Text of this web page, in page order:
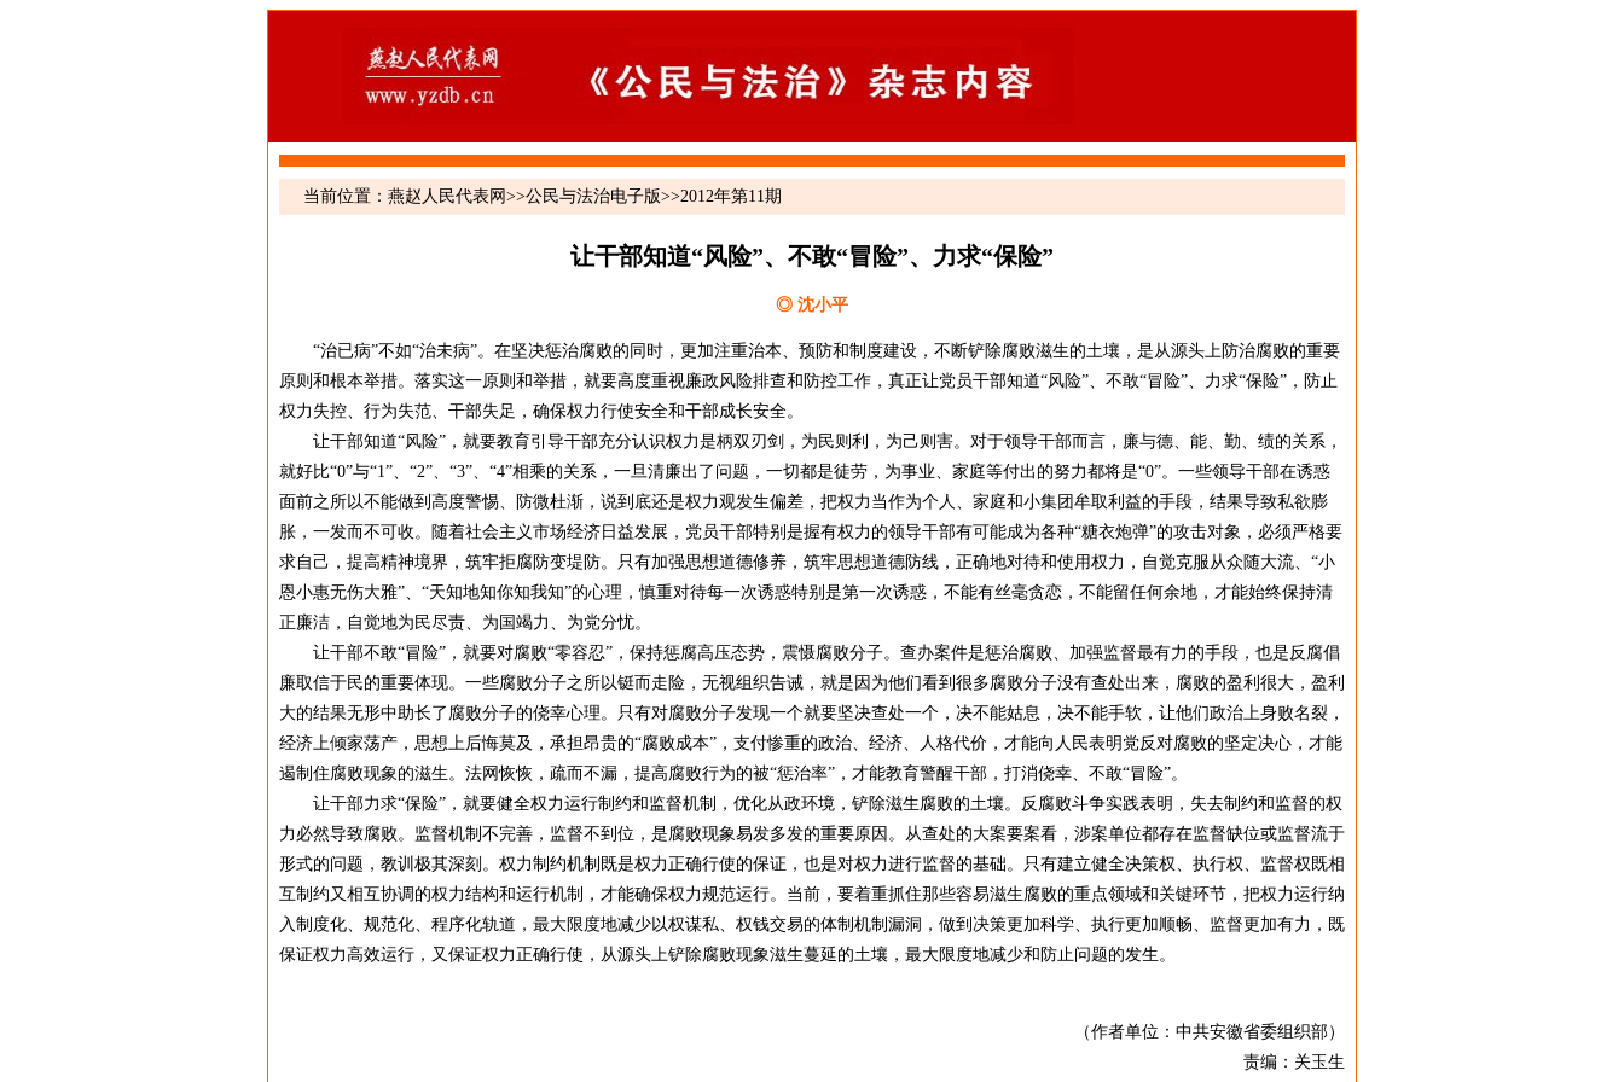
当前位置： 燕赵人民代表网 >>公民与法治电子版>>2012年第11期
让干部知道“风险”、不敢“冒险”、力求“保险”
◎ 沈小平
“治已病”不如“治未病”。在坚决惩治腐败的同时，更加注重治本、预防和制度建设，不断铲除腐败滋生的土壤，是从源头上防治腐败的重要
原则和根本举措。落实这一原则和举措，就要高度重视廉政风险排查和防控工作，真正让党员干部知道“风险”、不敢“冒险”、力求“保险”，防止
权力失控、行为失范、干部失足，确保权力行使安全和干部成长安全。
让干部知道“风险”，就要教育引导干部充分认识权力是柄双刃剑，为民则利，为己则害。对于领导干部而言，廉与德、能、勤、绩的关系，
就好比“0”与“1”、“2”、“3”、“4”相乘的关系，一旦清廉出了问题，一切都是徒劳，为事业、家庭等付出的努力都将是“0”。一些领导干部在诱惑
面前之所以不能做到高度警惕、防微杜渐，说到底还是权力观发生偏差，把权力当作为个人、家庭和小集团牟取利益的手段，结果导致私欲膨
胀，一发而不可收。随着社会主义市场经济日益发展，党员干部特别是握有权力的领导干部有可能成为各种“糖衣炮弹”的攻击对象，必须严格要
求自己，提高精神境界，筑牢拒腐防变堤防。只有加强思想道德修养，筑牢思想道德防线，正确地对待和使用权力，自觉克服从众随大流、“小
恩小惠无伤大雅”、“天知地知你知我知”的心理，慎重对待每一次诱惑特别是第一次诱惑，不能有丝毫贪恋，不能留任何余地，才能始终保持清
正廉洁，自觉地为民尽责、为国竭力、为党分忧。
让干部不敢“冒险”，就要对腐败“零容忍”，保持惩腐高压态势，震慑腐败分子。查办案件是惩治腐败、加强监督最有力的手段，也是反腐倡
廉取信于民的重要体现。一些腐败分子之所以铤而走险，无视组织告诫，就是因为他们看到很多腐败分子没有查处出来，腐败的盈利很大，盈利
大的结果无形中助长了腐败分子的侥幸心理。只有对腐败分子发现一个就要坚决查处一个，决不能姑息，决不能手软，让他们政治上身败名裂，
经济上倾家荡产，思想上后悔莫及，承担昂贵的“腐败成本”，支付惨重的政治、经济、人格代价，才能向人民表明党反对腐败的坚定决心，才能
遏制住腐败现象的滋生。法网恢恢，疏而不漏，提高腐败行为的被“惩治率”，才能教育警醒干部，打消侥幸、不敢“冒险”。
让干部力求“保险”，就要健全权力运行制约和监督机制，优化从政环境，铲除滋生腐败的土壤。反腐败斗争实践表明，失去制约和监督的权
力必然导致腐败。监督机制不完善，监督不到位，是腐败现象易发多发的重要原因。从查处的大案要案看，涉案单位都存在监督缺位或监督流于
形式的问题，教训极其深刻。权力制约机制既是权力正确行使的保证，也是对权力进行监督的基础。只有建立健全决策权、执行权、监督权既相
互制约又相互协调的权力结构和运行机制，才能确保权力规范运行。当前，要着重抓住那些容易滋生腐败的重点领域和关键环节，把权力运行纳
入制度化、规范化、程序化轨道，最大限度地减少以权谋私、权钱交易的体制机制漏洞，做到决策更加科学、执行更加顺畅、监督更加有力，既
保证权力高效运行，又保证权力正确行使，从源头上铲除腐败现象滋生蔓延的土壤，最大限度地减少和防止问题的发生。
（作者单位：中共安徽省委组织部）
责编：关玉生